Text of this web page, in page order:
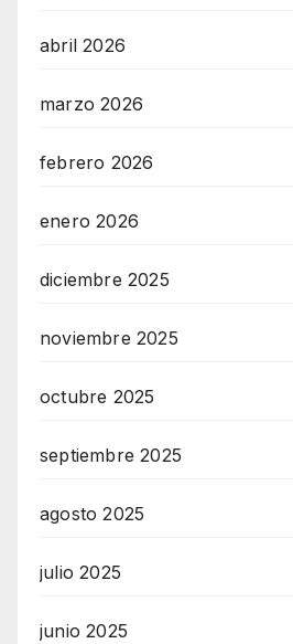
abril 2026
marzo 2026
febrero 2026
enero 2026
diciembre 2025
noviembre 2025
octubre 2025
septiembre 2025
agosto 2025
julio 2025
junio 2025